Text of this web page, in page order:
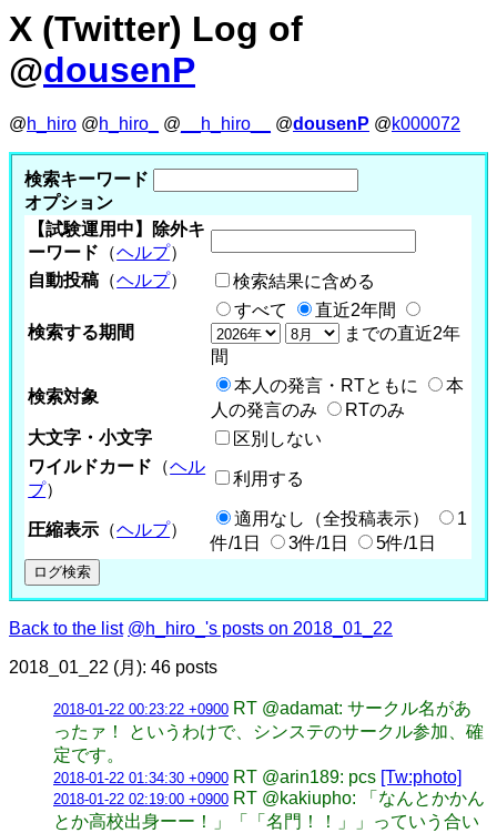
X (Twitter) Log of
@dousenP
@h_hiro @h_hiro_ @ __h_hiro__ @dousenP @k000072
検索キーワード
オプション
【試験運用中】除外キ
ーワード （ヘルプ）
自動投稿 （ヘルプ） 検索結果に含める
検索する期間
すべて
直近2年間
までの直近2年
間
検索対象
本人の発言・RTともに
本
人の発言のみ
RTのみ
大文字・小文字
区別しない
ワイルドカード （ヘル
プ）
利用する
圧縮表示 （ヘルプ）
適用なし（全投稿表示）
1
件/1日
3件/1日 5件/1日
Back to the list @h_hiro_'s posts on 2018_01_22
2018_01_22 (月): 46 posts
2018-01-22 00:23:22 +0900 RT @adamat: サークル名があ
ったァ！ というわけで、シンステのサークル参加、確
定です。
2018-01-22 01:34:30 +0900 RT @arin189: pcs [Tw:photo]
2018-01-22 02:19:00 +0900 RT @kakiupho: 「なんとかかん
とか高校出身ーー！」「「名門！！」」っていう合い